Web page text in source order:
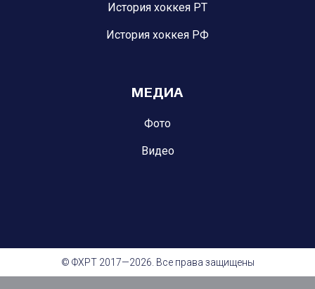
История хоккея РТ
История хоккея РФ
МЕДИА
Фото
Видео
© ФХРТ 2017—2026. Все права защищены